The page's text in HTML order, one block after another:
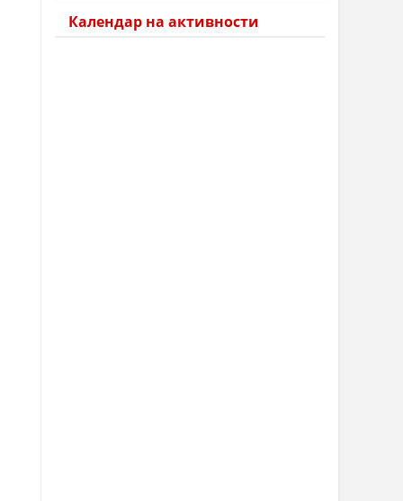
Календар на активности